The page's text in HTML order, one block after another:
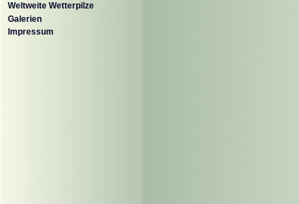
Weltweite Wetterpilze
Galerien
Impressum